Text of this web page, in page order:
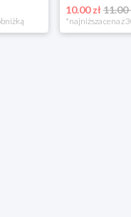
10.00 zł11.00
*najniższa cena z